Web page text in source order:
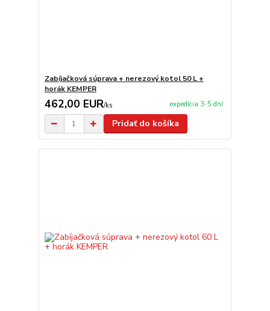
Zabíjačková súprava + nerezový kotol 50 L +
horák KEMPER
462,00 EUR/ks expedícia 3-5 dní
Pridať do košíka